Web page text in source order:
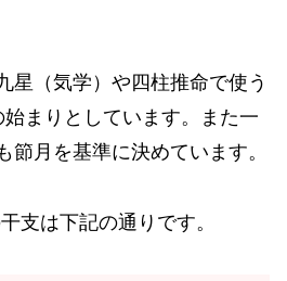
星（気学）や四柱推命で使う
まりとしています。また一
節月を基準に決めています。
支は下記の通りです。